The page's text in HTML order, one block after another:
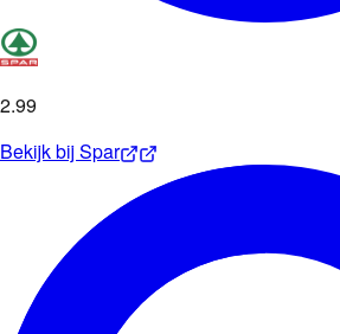
2.99
Bekijk bijSpar